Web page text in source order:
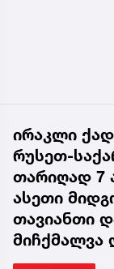
ირაკლი
რუსეთ-
თარიღად 7
ასეთი
თავიანთი
მიჩქმალვა